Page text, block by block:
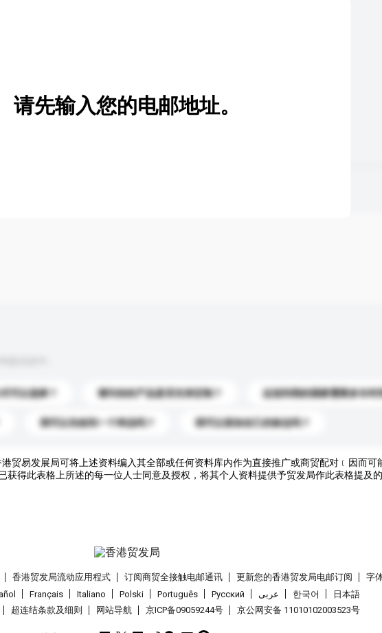
新增/删除选项
可以选择？ 请问你的产品是否支持定制？ 运送到我的国家需要多长时
我可以先收到一个样品吗？ 我可以添加自己的标志吗？
请先输入您的电邮地址。
港贸易发展局可将上述资料编入其全部或任何资料库内作为直接推广或商贸配对﹝因而
获得此表格上所述的每一位人士同意及授权，将其个人资料提供予贸发局作此表格提及的
香港贸发局流动应用程式 订阅商贸全接触电邮通讯 更新您的香港贸发局电邮订阅
字
Français Italiano Polski Português Pусский عربى 한국어
日本語
超连结条款及细则 网站导航 京ICP备09059244号 京公网安备 11010102003523号